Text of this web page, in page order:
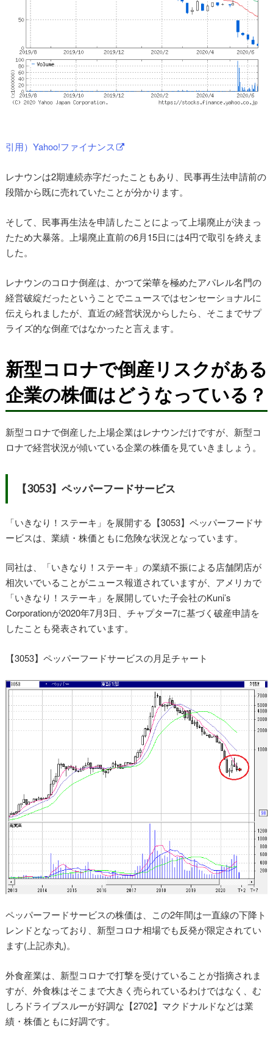
引用）Yahoo!ファイナンス
レナウンは2期連続赤字だったこともあり、民事再生法申請前の
段階から既に売れていたことが分かります。
そして、民事再生法を申請したことによって上場廃止が決まっ
たため大暴落。上場廃止直前の6月15日には4円で取引を終えま
した。
レナウンのコロナ倒産は、かつて栄華を極めたアパレル名門の
経営破綻だったということでニュースではセンセーショナルに
伝えられましたが、直近の経営状況からしたら、そこまでサプ
ライズ的な倒産ではなかったと言えます。
新型コロナで倒産リスクがある
企業の株価はどうなっている？
新型コロナで倒産した上場企業はレナウンだけですが、新型コ
ロナで経営状況が傾いている企業の株価を見ていきましょう。
【3053】ペッパーフードサービス
「いきなり！ステーキ」を展開する【3053】ペッパーフードサ
ービスは、業績・株価ともに危険な状況となっています。
同社は、「いきなり！ステーキ」の業績不振による店舗閉店が
相次いでいることがニュース報道されていますが、アメリカで
「いきなり！ステーキ」を展開していた子会社のKuni’s
Corporationが2020年7月3日、チャプター7に基づく破産申請を
したことも発表されています。
【3053】ペッパーフードサービスの月足チャート
ペッパーフードサービスの株価は、この2年間は一直線の下降ト
レンドとなっており、新型コロナ相場でも反発が限定されてい
ます(上記赤丸)。
外食産業は、新型コロナで打撃を受けていることが指摘されま
すが、外食株はそこまで大きく売られているわけではなく、む
しろドライブスルーが好調な【2702】マクドナルドなどは業
績・株価ともに好調です。